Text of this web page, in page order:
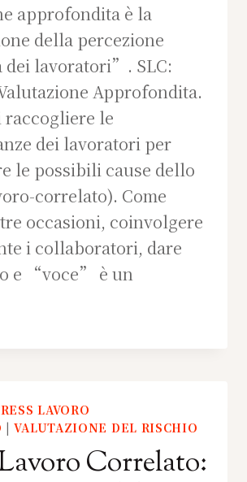
approfondita è la
della percezione
dei lavoratori”. SLC:
Approfondita.
raccogliere le
dei lavoratori per
le possibili cause dello
correlato). Come
occasioni, coinvolgere
i collaboratori, dare
e “voce” è un
LAVORO
|VALUTAZIONE DEL RISCHIO
Correlato: